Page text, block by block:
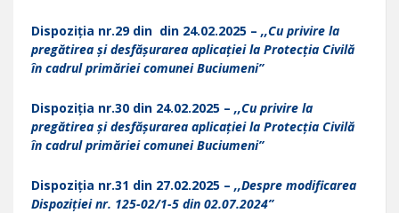
Dispoziția nr.29 din din 24.02.2025 – ,,Cu privire la
pregătirea și desfășurarea aplicației la Protecția Civilă
în cadrul primăriei comunei Buciumeni”
Dispoziția nr.30 din 24.02.2025 – ,,Cu privire la
pregătirea și desfășurarea aplicației la Protecția Civilă
în cadrul primăriei comunei Buciumeni”
Dispoziția nr.31 din 27.02.2025 – ,,Despre modificarea
Dispoziției nr. 125-02/1-5 din 02.07.2024”